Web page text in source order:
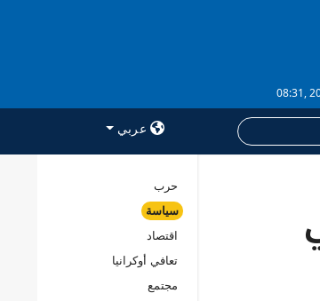
عربي
حرب
سياسة
اقتصاد
تعافي أوكرانيا
مجتمع